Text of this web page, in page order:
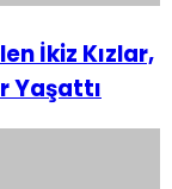
İkiz Kızlar,
Yaşattı